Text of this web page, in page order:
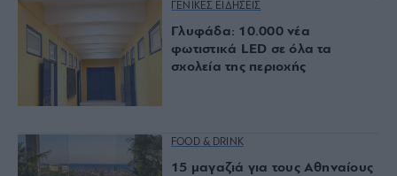
ΓΕΝΙΚΕΣ ΕΙΔΗΣΕΙΣ
Γλυφάδα: 10.000 νέα
φωτιστικά LED σε όλα τα
σχολεία της περιοχής
FOOD & DRINK
15 μαγαζιά για τους Αθηναίους